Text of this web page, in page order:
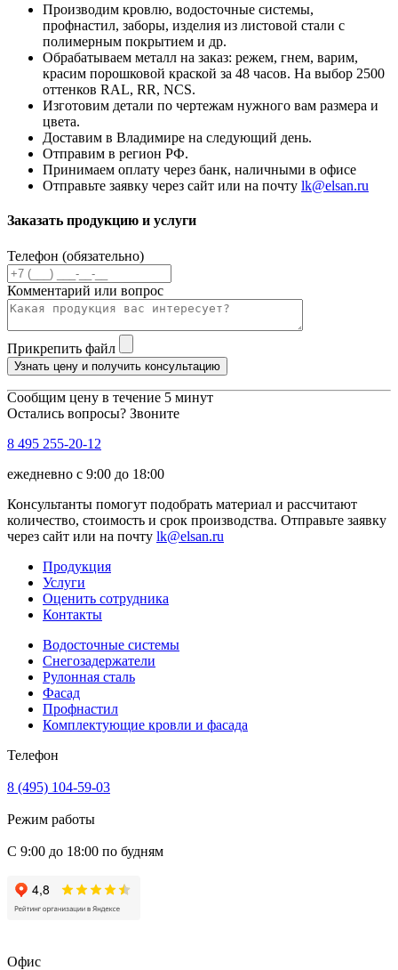
Производим кровлю, водосточные системы,
профнастил, заборы, изделия из листовой стали с
полимерным покрытием и др.
Обрабатываем металл на заказ: режем, гнем, варим,
красим порошковой краской за 48 часов. На выбор 2500
оттенков RAL, RR, NCS.
Изготовим детали по чертежам нужного вам размера и
цвета.
Доставим в Владимире на следующий день.
Отправим в регион РФ.
Принимаем оплату через банк, наличными в офисе
Отправьте заявку через сайт или на почту lk@elsan.ru
Заказать продукцию и услуги
Телефон (обязательно)
Комментарий или вопрос
Прикрепить файл
Узнать цену и получить консультацию
Сообщим цену в течение 5 минут
Остались вопросы? Звоните
8 495 255-20-12
ежедневно с 9:00 до 18:00
Консультанты помогут подобрать материал и рассчитают
количество, стоимость и срок производства. Отправьте заявку
через сайт или на почту lk@elsan.ru
Продукция
Услуги
Оценить сотрудника
Контакты
Водосточные системы
Снегозадержатели
Рулонная сталь
Фасад
Профнастил
Комплектующие кровли и фасада
Телефон
8 (495) 104-59-03
Режим работы
С 9:00 до 18:00 по будням
Офис